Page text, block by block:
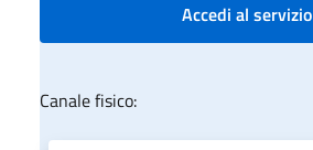
Accedi al servizio
Canale fisico: